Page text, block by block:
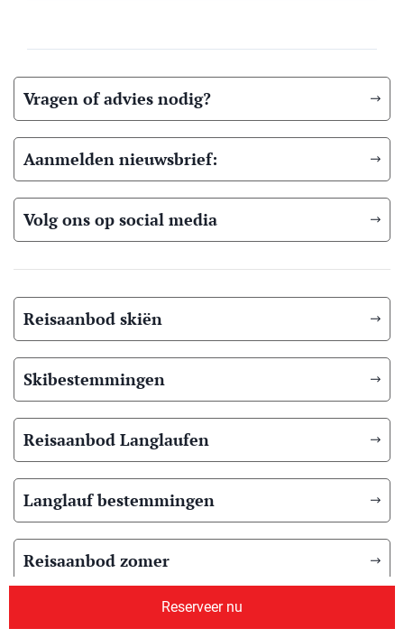
Reserveer nu
Vragen of advies nodig?
Aanmelden nieuwsbrief:
Volg ons op social media
Reisaanbod skiën
Skibestemmingen
Reisaanbod Langlaufen
Langlauf bestemmingen
Reisaanbod zomer